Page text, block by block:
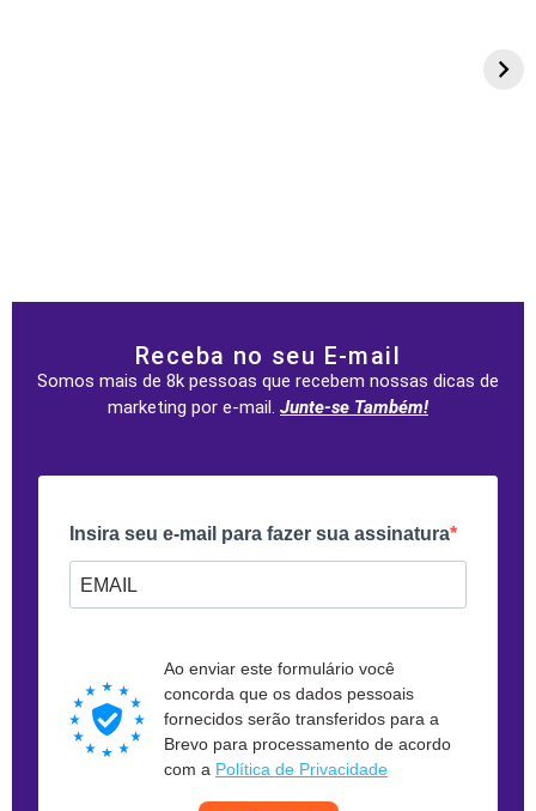
Receba no seu E-mail
Somos mais de 8k pessoas que recebem nossas dicas de
marketing por e-mail. Junte-se Também!
Insira seu e-mail para fazer sua assinatura
Ao enviar este formulário você
concorda que os dados pessoais
fornecidos serão transferidos para a
Brevo para processamento de acordo
com a Política de Privacidade